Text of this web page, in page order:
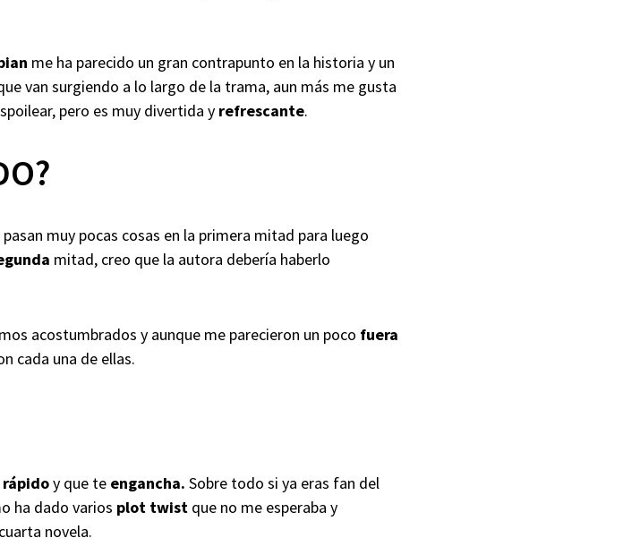
me ha parecido un gran contrapunto en la historia y un
van surgiendo a lo largo de la trama, aun más me gusta
pero es muy divertida y refrescante.
pasan muy pocas cosas en la primera mitad para luego
mitad, creo que la autora debería haberlo
acostumbrados y aunque me parecieron un poco fuera
cada una de ellas.
rápidoy que te engancha.Sobre todo si ya eras fan del
ha dado varios plot twist que no me esperaba y
novela.